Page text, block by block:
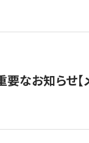
なお知らせ